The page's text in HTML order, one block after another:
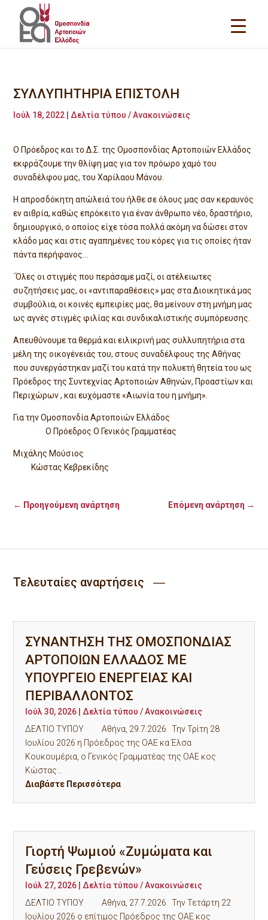
ΣΥΛΛYΠΗΤΗΡΙΑ ΕΠΙΣΤΟΛΗ
Ιούλ 18, 2022 Δελτία τύπου / Ανακοινώσεις
Ο Πρόεδρος και το Δ.Σ. της Ομοσπονδίας Αρτοποιών Ελλάδος
εκφράζουμε την θλίψη μας για τον πρόωρο χαμό του
συναδέλφου μας, του Χαρίλαου Μάνου.
Η απροσδόκητη απώλειά του ήλθε σε όλους μας σαν κεραυνός
εν αιθρία, καθώς επρόκειτο για έναν άνθρωπο νέο, δραστήριο,
δημιουργικό, ο οποίος είχε τόσα πολλά ακόμη να δώσει στον
κλάδο μας και στις αγαπημένες του κόρες για τις οποίες ήταν
πάντα περήφανος…
΄Όλες οι στιγμές που περάσαμε μαζί, οι ατέλειωτες
συζητήσεις μας, οι «αντιπαραθέσεις» μας στα Διοικητικά μας
συμβούλια, οι κοινές εμπειρίες μας, θα μείνουν στη μνήμη μας
ως αγνές στιγμές φιλίας και συνδικαλιστικής συμπόρευσης.
Απευθύνουμε τα θερμά και ειλικρινή μας συλλυπητήρια στα
μέλη της οικογένειάς του, στους συναδέλφους της Αθήνας
που συνεργάστηκαν μαζί του κατά την πολυετή θητεία του ως
Πρόεδρος της Συντεχνίας Αρτοποιών Αθηνών, Προαστίων και
Περιχώρων , και ευχόμαστε «Αιωνία του η μνήμη».
Για την Ομοσπονδία Αρτοποιών Ελλάδος
Ο Πρόεδρος Ο Γενικός Γραμματέας
Μιχάλης Μούσιος
Κώστας Κεβρεκίδης
← Προηγούμενη ανάρτηση Επόμενη ανάρτηση →
Τελευταίες αναρτήσεις ―
ΣΥΝΑΝΤΗΣΗ ΤΗΣ ΟΜΟΣΠΟΝΔΙΑΣ
ΑΡΤΟΠΟΙΩΝ ΕΛΛΑΔΟΣ ΜΕ
ΥΠΟΥΡΓΕΙΟ ΕΝΕΡΓΕΙΑΣ ΚΑΙ
ΠΕΡΙΒΑΛΛΟΝΤΟΣ
Ιούλ 30, 2026
Δελτία τύπου / Ανακοινώσεις
ΔΕΛΤΙΟ ΤΥΠΟΥ Αθήνα, 29.7.2026 Την Τρίτη 28
Ιουλίου 2026 η Πρόεδρος της ΟΑΕ κα Έλσα
Κουκουμέρια, ο Γενικός Γραμματέας της ΟΑΕ κος
Κώστας...
Διαβάστε Περισσότερα
Γιορτή Ψωμιού «Ζυμώματα και
Γεύσεις Γρεβενών»
Ιούλ 27, 2026 |Δελτία τύπου / Ανακοινώσεις
ΔΕΛΤΙΟ ΤΥΠΟΥ Αθήνα, 27.7.2026 Την Τετάρτη 22
Ιουλίου 2026 ο επίτιμος Πρόεδρος της ΟΑΕ κος